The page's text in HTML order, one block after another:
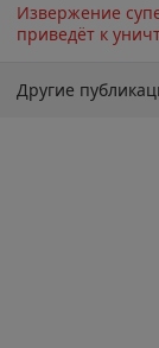
Извержение
приведёт к
Другие